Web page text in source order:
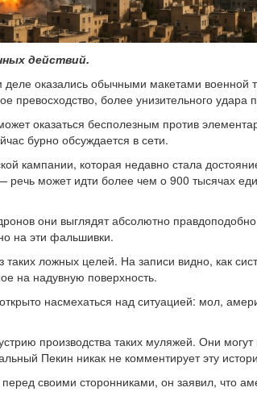
действий.
оказались обычными макетами
превосходство, более унизительного удара
оказаться бесполезным против
бурно обсуждается в сети.
кампании, которая недавно стала
может идти более чем о 900 тысячах
они выглядят абсолютно
на эти фальшивки.
ложных целей. На записи видно, как
на надувную поверхность.
насмехаться над ситуацией: мол,
производства таких муляжей. Они
Пекин никак не комментирует эту
своими сторонниками, он заявил, что